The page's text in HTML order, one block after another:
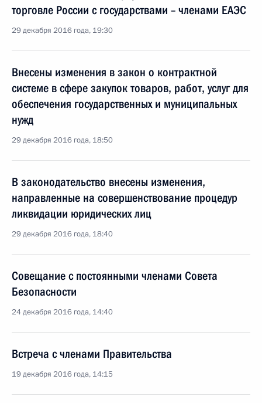
торговле России с государствами – членами ЕАЭС
29 декабря 2016 года, 19:30
Внесены изменения в закон о контрактной
системе в сфере закупок товаров, работ, услуг для
обеспечения государственных и муниципальных
нужд
29 декабря 2016 года, 18:50
В законодательство внесены изменения,
направленные на совершенствование процедур
ликвидации юридических лиц
29 декабря 2016 года, 18:40
Совещание с постоянными членами Совета
Безопасности
24 декабря 2016 года, 14:40
Встреча с членами Правительства
19 декабря 2016 года, 14:15